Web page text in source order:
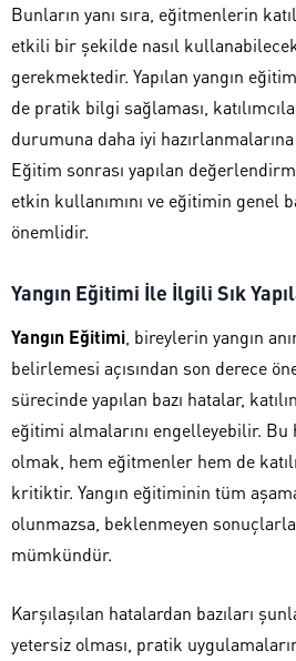
Bunların yanı sıra, eğitmenlerin
etkili bir şekilde nasıl
gerekmektedir. Yapılan yangın
de pratik bilgi sağlaması,
durumuna daha iyi hazırlanmalarına
Eğitim sonrası yapılan
etkin kullanımını ve eğitimin genel
önemlidir.
Yangın Eğitimi İle İlgili Sık
Yangın Eğitimi , bireylerin yangın
belirlemesi açısından son derece
sürecinde yapılan bazı hatalar,
eğitimi almalarını engelleyebilir. Bu
olmak, hem eğitmenler hem de
kritiktir. Yangın eğitiminin tüm
olunmazsa, beklenmeyen
mümkündür.
Karşılaşılan hatalardan bazıları
yetersiz olması, pratik